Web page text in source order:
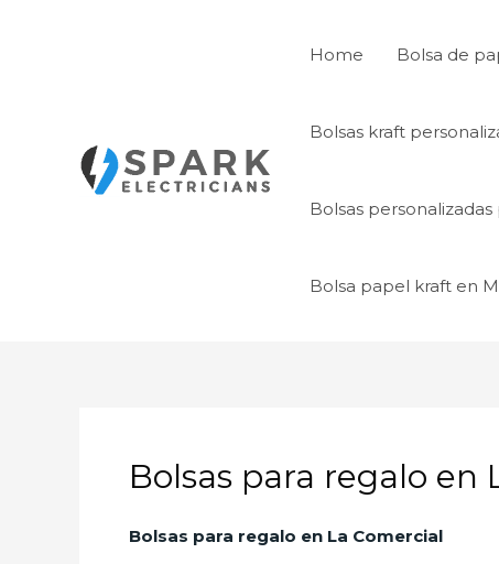
Home Bolsa de
Bolsas kraft
Bolsas
Bolsa papel kraft en
Bolsas para regalo en
Bolsas para regalo en La Comercial